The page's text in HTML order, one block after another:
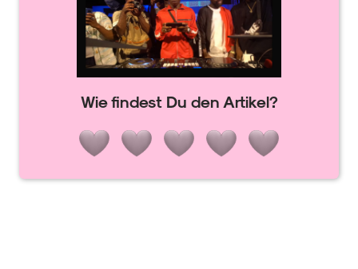
Wie findest Du den Artikel?